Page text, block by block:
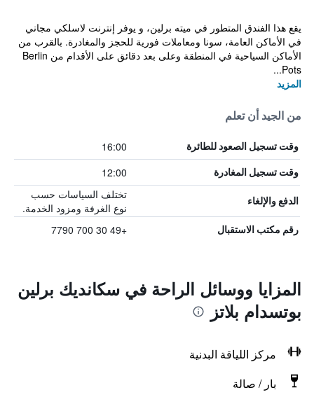
يقع هذا الفندق المتطور في ميته برلين، و يوفر إنترنت لاسلكي مجاني
في الأماكن العامة، سونا ومعاملات فورية للحجز والمغادرة. بالقرب من
الأماكن السياحية في المنطقة وعلى بعد دقائق على الأقدام من Berlin
Pots...
المزيد
من الجيد أن تعلم
وقت تسجيل الصعود للطائرة 16:00
وقت تسجيل المغادرة 12:00
الدفع والإلغاء
تختلف السياسات حسب
نوع الغرفة ومزود الخدمة.
رقم مكتب الاستقبال +49 30 700 7790
المزايا ووسائل الراحة في سكانديك برلين
بوتسدام بلاتز
مركز اللياقة البدنية
بار / صالة